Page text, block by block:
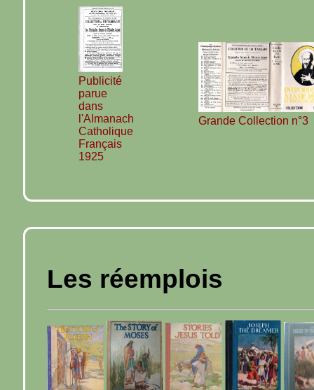
Publicité
parue
dans
l'Almanach
Catholique
Français
1925
Grande Collection n°3
Les réemplois